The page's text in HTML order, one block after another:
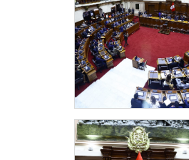
públicas y medidas
General de Electro Sur
eléctrico en Arequipa.
Los funcionarios de la
gestión presupuestal y
de Operación
proyecciones del
Otras autoridades y